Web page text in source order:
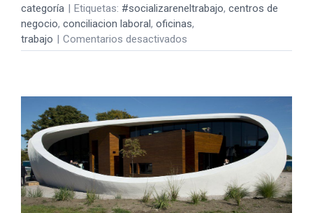
categoría | Etiquetas: #socializareneltrabajo, centros de
negocio, conciliacion laboral, oficinas,
trabajo | Comentarios desactivados
Lugares
que
queremos
estar